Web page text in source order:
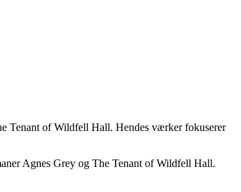
Tenant of Wildfell Hall. Hendes værker fokuserer
Agnes Grey og The Tenant of Wildfell Hall.